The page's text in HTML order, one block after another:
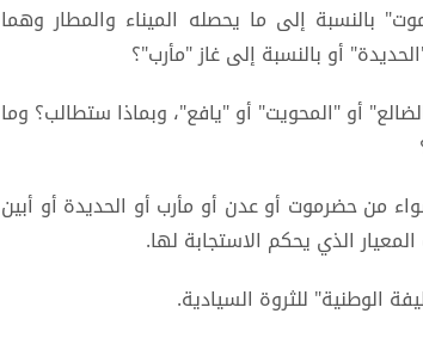
إلى ما يحصله الميناء والمطار وهما
أو بالنسبة إلى غاز "مأرب"؟
أو "المحويت" أو "يافع"، وبماذا ستطالب؟ وما
من حضرموت أو عدن أو مأرب أو الحديدة أو أبين
الذي يحكم الاستجابة لها.
الوطنية" للثروة السيادية.